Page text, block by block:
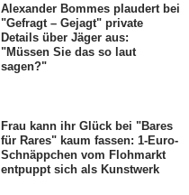
Alexander Bommes plaudert bei
"Gefragt – Gejagt" private
Details über Jäger aus:
"Müssen Sie das so laut
sagen?"
Frau kann ihr Glück bei "Bares
für Rares" kaum fassen: 1-Euro-
Schnäppchen vom Flohmarkt
entpuppt sich als Kunstwerk